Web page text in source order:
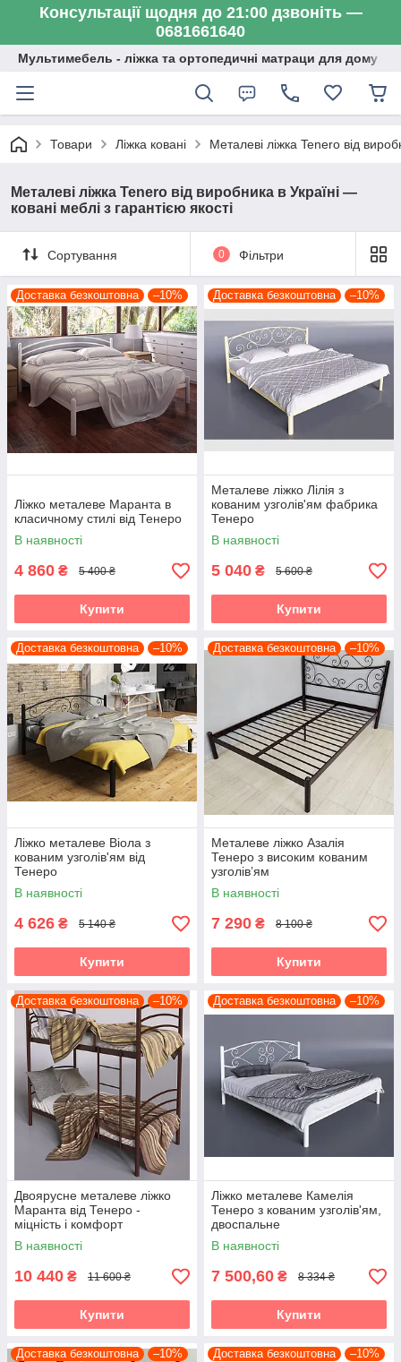
Консультації щодня до 21:00 дзвоніть —
0681661640
Мультимебель - ліжка та ортопедичні матраци для дому
Товари Ліжка ковані Металеві ліжка Tenero від
Металеві ліжка Tenero від виробника в Україні —
ковані меблі з гарантією якості
Сортування 0 Фільтри
Доставка безкоштовна –10%
Ліжко металеве Маранта в
класичному стилі від Тенеро
В наявності
4 860 ₴ 5 400 ₴
Купити
Доставка безкоштовна –10%
Металеве ліжко Лілія з
кованим узголів'ям фабрика
Тенеро
В наявності
5 040 ₴ 5 600 ₴
Купити
Доставка безкоштовна –10%
Ліжко металеве Віола з
кованим узголів'ям від
Тенеро
В наявності
4 626 ₴ 5 140 ₴
Купити
Доставка безкоштовна –10%
Металеве ліжко Азалія
Тенеро з високим кованим
узголів’ям
В наявності
7 290 ₴ 8 100 ₴
Купити
Доставка безкоштовна –10%
Двоярусне металеве ліжко
Маранта від Тенеро -
міцність і комфорт
В наявності
10 440 ₴ 11 600 ₴
Купити
Доставка безкоштовна –10%
Ліжко металеве Камелія
Тенеро з кованим узголів'ям,
двоспальне
В наявності
7 500,60 ₴ 8 334 ₴
Купити
Доставка безкоштовна –10% Доставка безкоштовна –10%